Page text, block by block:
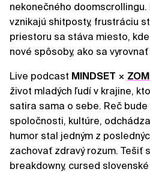
nekonečného
vznikajú shitposty, frustráciu
priestoru sa stáva miesto,
nové spôsoby, ako sa
Live podcast MINDSET ×
život mladých ľudí v krajine,
satira sama o sebe. Reč
spoločnosti, kultúre,
humor stal jedným z
zachovať zdravý rozum. Tešiť
breakdowny, cursed